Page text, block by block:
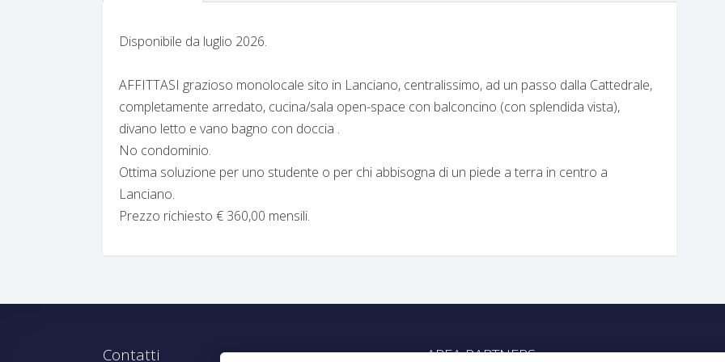
Disponibile da luglio 2026.
AFFITTASI grazioso monolocale sito in Lanciano, centralissimo, ad un passo dalla Cattedrale,
completamente arredato, cucina/sala open-space con balconcino (con splendida vista),
divano letto e vano bagno con doccia .
No condominio.
Ottima soluzione per uno studente o per chi abbisogna di un piede a terra in centro a
Lanciano.
Prezzo richiesto € 360,00 mensili.
Contatti AREA PARTNERS